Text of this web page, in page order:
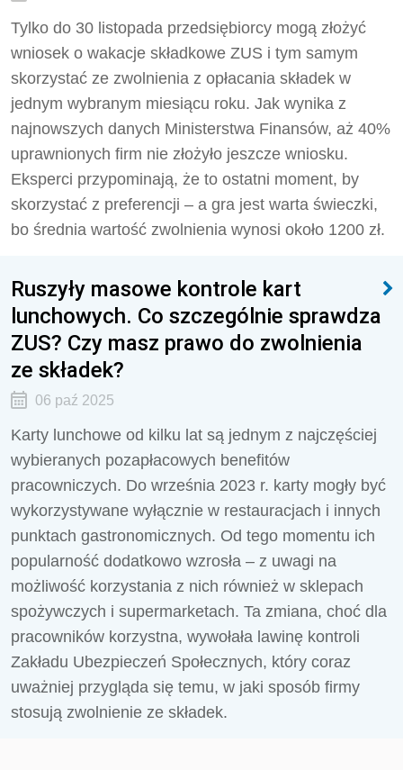
Tylko do 30 listopada przedsiębiorcy mogą złożyć
wniosek o wakacje składkowe ZUS i tym samym
skorzystać ze zwolnienia z opłacania składek w
jednym wybranym miesiącu roku. Jak wynika z
najnowszych danych Ministerstwa Finansów, aż 40%
uprawnionych firm nie złożyło jeszcze wniosku.
Eksperci przypominają, że to ostatni moment, by
skorzystać z preferencji – a gra jest warta świeczki,
bo średnia wartość zwolnienia wynosi około 1200 zł.
Ruszyły masowe kontrole kart
lunchowych. Co szczególnie sprawdza
ZUS? Czy masz prawo do zwolnienia
ze składek?
06 paź 2025
Karty lunchowe od kilku lat są jednym z najczęściej
wybieranych pozapłacowych benefitów
pracowniczych. Do września 2023 r. karty mogły być
wykorzystywane wyłącznie w restauracjach i innych
punktach gastronomicznych. Od tego momentu ich
popularność dodatkowo wzrosła – z uwagi na
możliwość korzystania z nich również w sklepach
spożywczych i supermarketach. Ta zmiana, choć dla
pracowników korzystna, wywołała lawinę kontroli
Zakładu Ubezpieczeń Społecznych, który coraz
uważniej przygląda się temu, w jaki sposób firmy
stosują zwolnienie ze składek.